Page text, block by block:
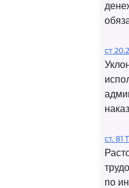
ст
ст. 81
по